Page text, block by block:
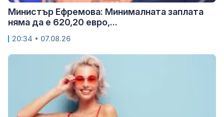
Министър Ефремова: Минималната заплата
няма да е 620,20 евро,...
20:34 • 07.08.26